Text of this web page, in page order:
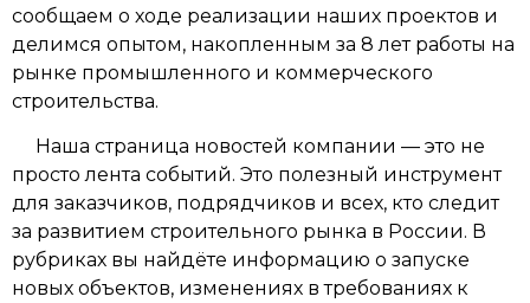
сообщаем о ходе реализации наших проектов и
делимся опытом, накопленным за 8 лет работы на
рынке промышленного и коммерческого
строительства.
Наша страница новостей компании — это не
просто лента событий. Это полезный инструмент
для заказчиков, подрядчиков и всех, кто следит
за развитием строительного рынка в России. В
рубриках вы найдёте информацию о запуске
новых объектов, изменениях в требованиях к